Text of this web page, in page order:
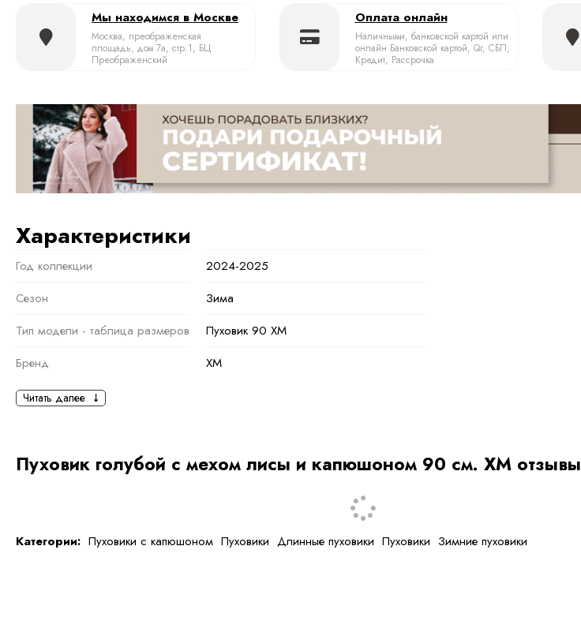
Мы находимся в Москве
Москва, преображенская
площадь, дом 7а, стр.1, БЦ
Преображенский
Оплата онлайн
Наличными, банковской картой или
онлайн Банковской картой, Qr, СБП,
Кредит, Рассрочка
Характеристики
Год коллекции
2024-2025
Сезон
Зима
Тип модели - таблица размеров
Пуховик 90 ХМ
Бренд
XM
Основная информация
Ткань
Полиэстер
Читать далее
Пуховик голубой с мехом лисы и капюшоном 90 см. ХМ отзывы
Категории: Пуховики с капюшоном Пуховики Длинные пуховики Пуховики Зимние пуховики